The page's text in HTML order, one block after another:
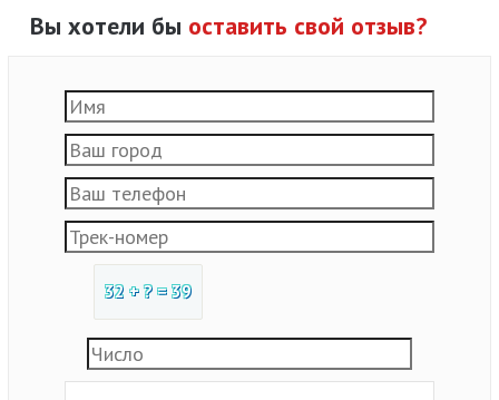
Вы хотели бы оставить свой отзыв?
32 + ? = 39